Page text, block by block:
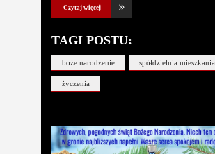
Czytaj więcej
TAGI POSTU:
boże narodzenie spółdzielnia mieszkania
życzenia